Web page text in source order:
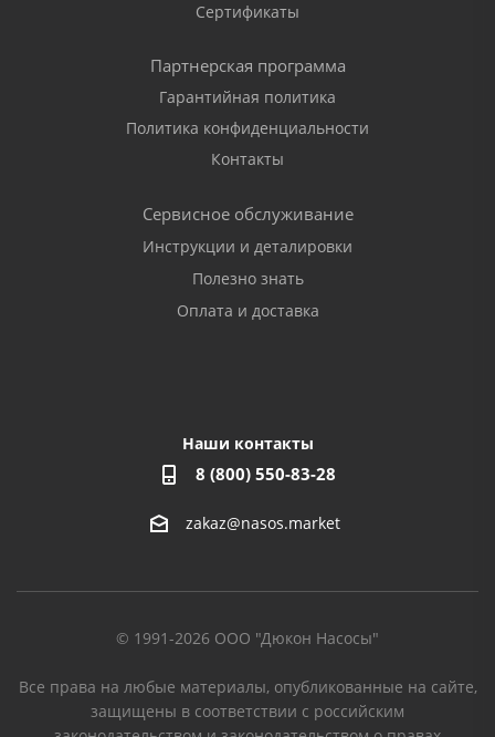
Сертификаты
Партнерская программа
Гарантийная политика
Политика конфиденциальности
Контакты
Сервисное обслуживание
Инструкции и деталировки
Полезно знать
Оплата и доставка
Наши контакты
8 (800) 550-83-28
zakaz@nasos.market
© 1991-2026 ООО "Дюкон Насосы"
Все права на любые материалы, опубликованные на сайте,
защищены в соответствии с российским